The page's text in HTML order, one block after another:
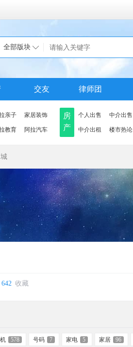
全部版块
交友 律师团
亲子 家居装饰
教育 阿拉汽车
房
产
个人出售 中介出售
中介出租 楼市热论
642 收藏
578 号码 7 家电 5 家居 96